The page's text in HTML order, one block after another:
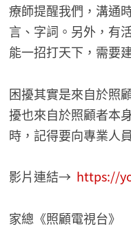
療師提醒我們，溝通
言、字詞。另外，有
能一招打天下，需要
困擾其實是來自於照
擾也來自於照顧者本
時，記得要向專業人
影片連結→ https://
家總《照顧電視台》